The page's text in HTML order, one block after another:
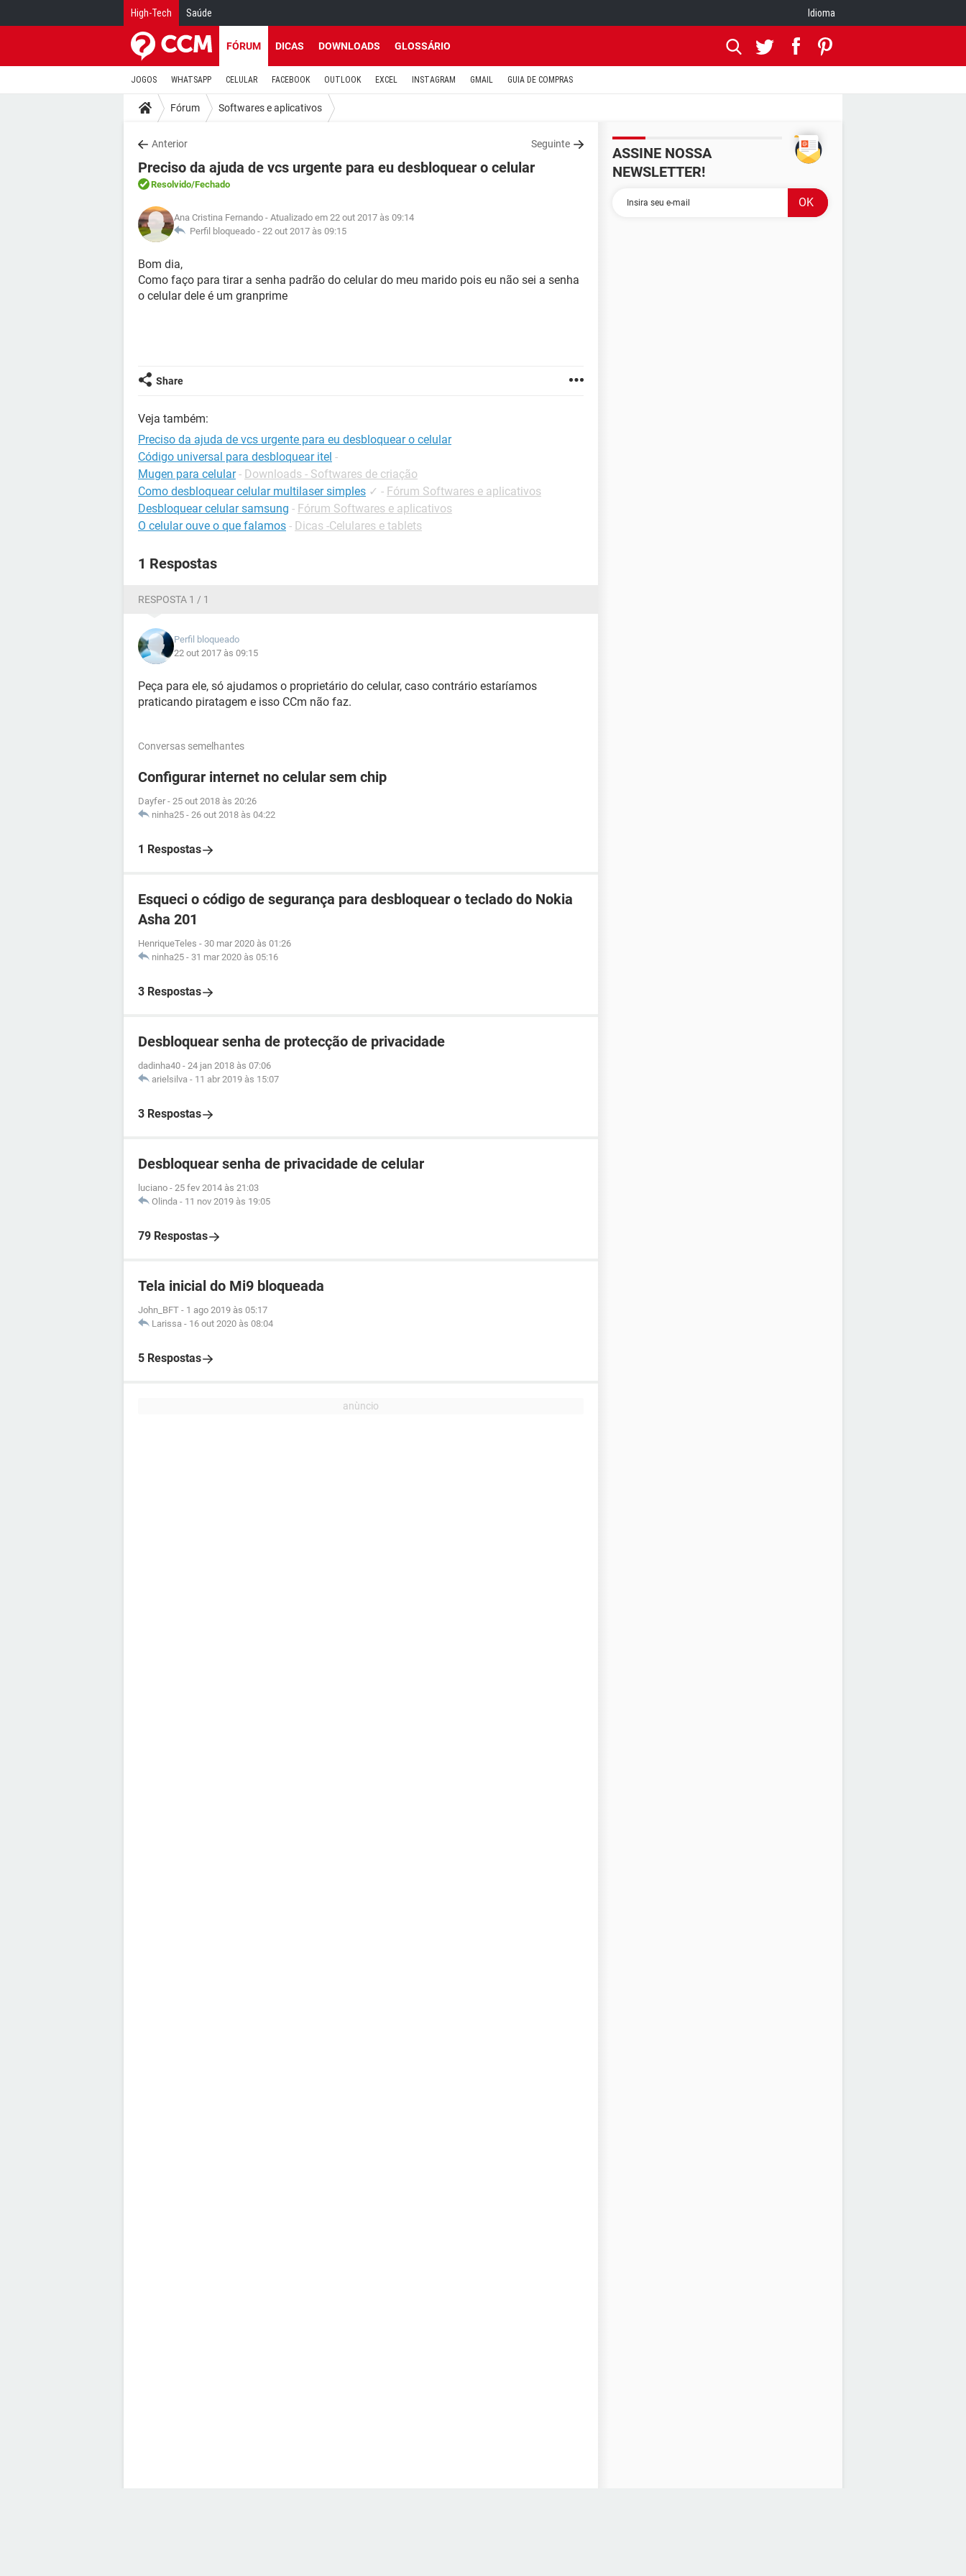
High-Tech Saúde Idioma
FÓRUM DICAS DOWNLOADS GLOSSÁRIO
JOGOS WHATSAPP CELULAR FACEBOOK OUTLOOK EXCEL INSTAGRAM GMAIL GUIA DE COMPRAS
Fórum Softwares e aplicativos
Anterior Seguinte
Preciso da ajuda de vcs urgente para eu desbloquear o celular
Resolvido/Fechado
Ana Cristina Fernando - Atualizado em 22 out 2017 às 09:14
Perfil bloqueado - 22 out 2017 às 09:15
Bom dia,
Como faço para tirar a senha padrão do celular do meu marido pois eu não sei a senha
o celular dele é um granprime
Share
Veja também:
Preciso da ajuda de vcs urgente para eu desbloquear o celular
Código universal para desbloquear itel -
Mugen para celular - Downloads - Softwares de criação
Como desbloquear celular multilaser simples ✓ - Fórum Softwares e aplicativos
Desbloquear celular samsung - Fórum Softwares e aplicativos
O celular ouve o que falamos - Dicas -Celulares e tablets
1 Respostas
RESPOSTA 1 / 1
Perfil bloqueado
22 out 2017 às 09:15
Peça para ele, só ajudamos o proprietário do celular, caso contrário estaríamos
praticando piratagem e isso CCm não faz.
Conversas semelhantes
Configurar internet no celular sem chip
Dayfer - 25 out 2018 às 20:26
ninha25 - 26 out 2018 às 04:22
1 Respostas
Esqueci o código de segurança para desbloquear o teclado do Nokia
Asha 201
HenriqueTeles - 30 mar 2020 às 01:26
ninha25 - 31 mar 2020 às 05:16
3 Respostas
Desbloquear senha de protecção de privacidade
dadinha40 - 24 jan 2018 às 07:06
arielsilva - 11 abr 2019 às 15:07
3 Respostas
Desbloquear senha de privacidade de celular
luciano - 25 fev 2014 às 21:03
Olinda - 11 nov 2019 às 19:05
79 Respostas
Tela inicial do Mi9 bloqueada
John_BFT - 1 ago 2019 às 05:17
Larissa - 16 out 2020 às 08:04
5 Respostas
ASSINE NOSSA
NEWSLETTER!